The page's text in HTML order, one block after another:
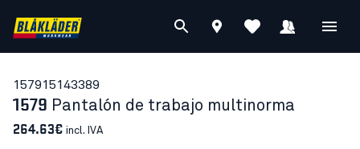
157915143389
1579 Pantalón de trabajo multinorma
264.63€ incl. IVA